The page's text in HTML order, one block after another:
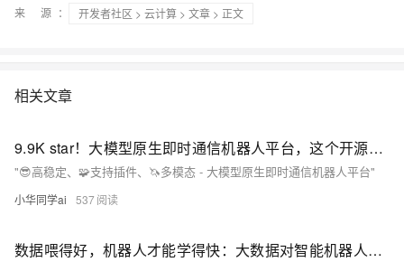
来 源：
开发者社区 > 云计算 > 文章 > 正文
相关文章
9.9K star！大模型原生即时通信机器人平台，这个开源项目让AI对话更智能！
"😎高稳定、🧩支持插件、🦄多模态 - 大模型原生即时通信机器人平台"
小华同学ai 537
数据喂得好，机器人才能学得快：大数据对智能机器人训练的真正影响